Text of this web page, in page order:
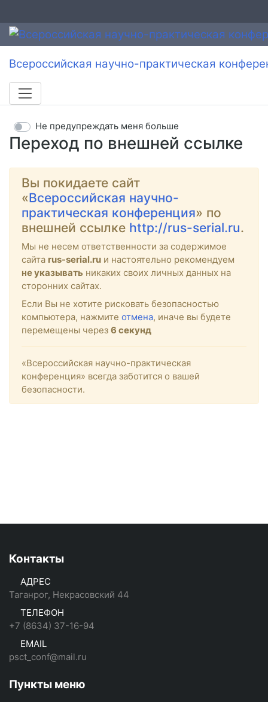
Всероссийская научно-практическая
Переход по внешней ссылке
Не предупреждать меня больше
Вы покидаете сайт
«Всероссийская научно-
практическая конференция» по
внешней ссылке http://rus-serial.ru.
Мы не несем ответственности за содержимое
сайта rus-serial.ru и настоятельно рекомендуем
не указывать никаких своих личных данных на
сторонних сайтах.
Если Вы не хотите рисковать безопасностью
компьютера, нажмите отмена, иначе вы будете
перемещены через 6 секунд
«Всероссийская научно-практическая
конференция» всегда заботится о вашей
безопасности.
Контакты
АДРЕС
Таганрог, Некрасовский 44
ТЕЛЕФОН
+7 (8634) 37-16-94
EMAIL
psct_conf@mail.ru
Пункты меню